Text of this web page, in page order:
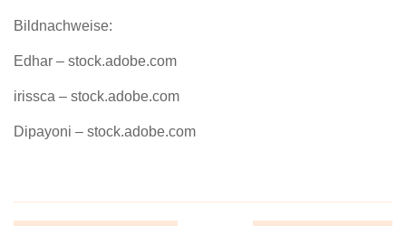
Bildnachweise:
Edhar – stock.adobe.com
irissca – stock.adobe.com
Dipayoni – stock.adobe.com